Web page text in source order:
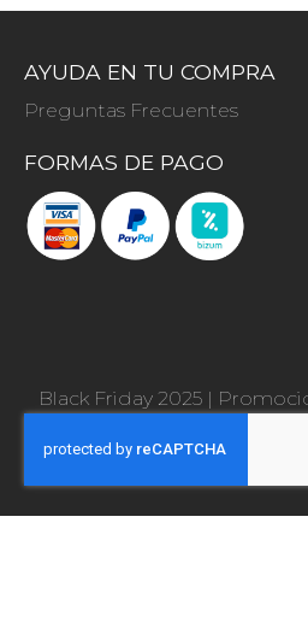
AYUDA EN TU COMPRA
Preguntas Frecuentes
FORMAS DE PAGO
Black Friday 2025 |